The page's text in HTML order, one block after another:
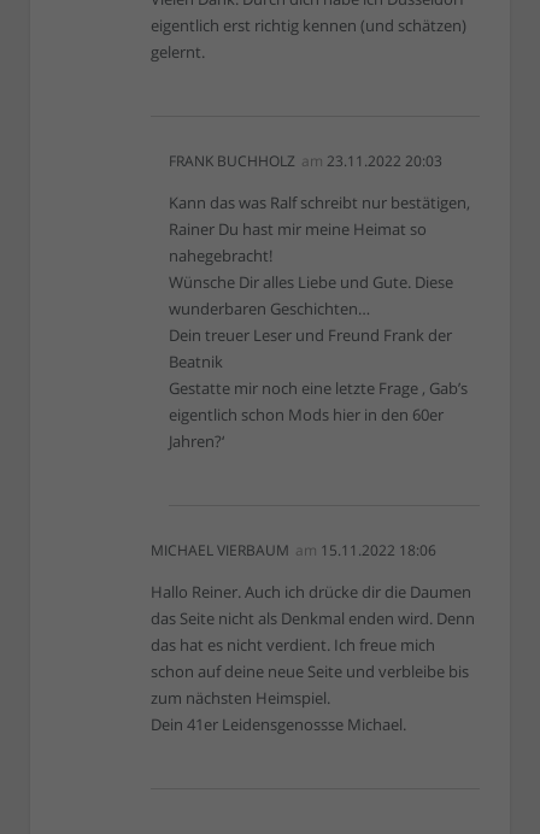
eigentlich erst richtig kennen (und schätzen)
gelernt.
FRANK BUCHHOLZ am 23.11.2022 20:03
Kann das was Ralf schreibt nur bestätigen,
Rainer Du hast mir meine Heimat so
nahegebracht!
Wünsche Dir alles Liebe und Gute. Diese
wunderbaren Geschichten…
Dein treuer Leser und Freund Frank der
Beatnik
Gestatte mir noch eine letzte Frage ‚ Gab’s
eigentlich schon Mods hier in den 60er
Jahren?‘
MICHAEL VIERBAUM am 15.11.2022 18:06
Hallo Reiner. Auch ich drücke dir die Daumen
das Seite nicht als Denkmal enden wird. Denn
das hat es nicht verdient. Ich freue mich
schon auf deine neue Seite und verbleibe bis
zum nächsten Heimspiel.
Dein 41er Leidensgenossse Michael.